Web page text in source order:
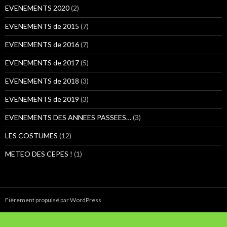
:EVENEMENTS 2020(2)
EVENEMENTS de 2015 (7)
EVENEMENTS de 2016(7)
EVENEMENTS de 2017(5)
EVENEMENTS de 2018 (3)
EVENEMENTS de 2019 (3)
EVENEMENTS DES ANNEES PASSEES…(3)
LES COSTUMES (12)
METEO DES CEPES ! (1)
Fièrement propulsé par WordPress